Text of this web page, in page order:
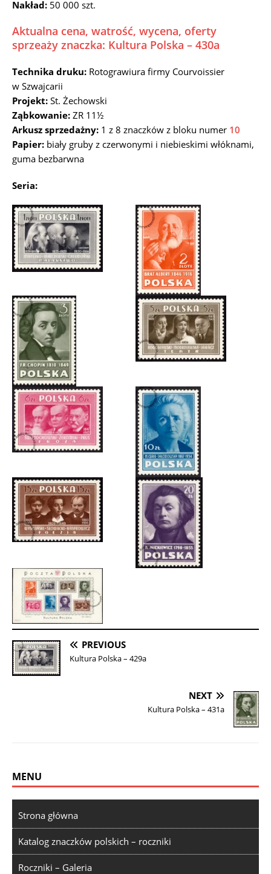
Nakład: 50 000 szt.
Aktualna cena, watrość, wycena, oferty
sprzeaży znaczka: Kultura Polska – 430a
Technika druku: Rotograwiura firmy Courvoissier
w Szwajcarii
Projekt: St. Żechowski
Ząbkowanie: ZR 11½
Arkusz sprzedażny: 1 z 8 znaczków z bloku numer 10
Papier: biały gruby z czerwonymi i niebieskimi włóknami,
guma bezbarwna
Seria:
PREVIOUS
Kultura Polska – 429a
NEXT
Kultura Polska – 431a
MENU
Strona główna
Katalog znaczków polskich – roczniki
Roczniki – Galeria